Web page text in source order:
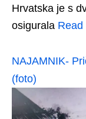
Hrvatska je s
osigurala Read
NAJAMNIK-
(foto)